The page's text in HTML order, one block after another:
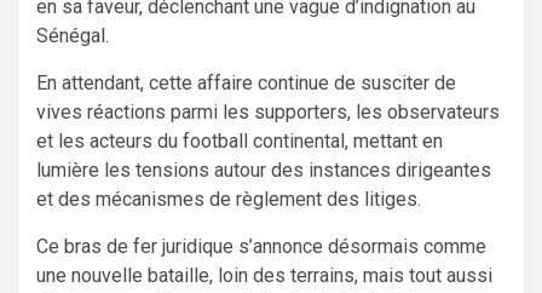
en sa faveur, déclenchant une vague d’indignation au
Sénégal.
En attendant, cette affaire continue de susciter de
vives réactions parmi les supporters, les observateurs
et les acteurs du football continental, mettant en
lumière les tensions autour des instances dirigeantes
et des mécanismes de règlement des litiges.
Ce bras de fer juridique s’annonce désormais comme
une nouvelle bataille, loin des terrains, mais tout aussi